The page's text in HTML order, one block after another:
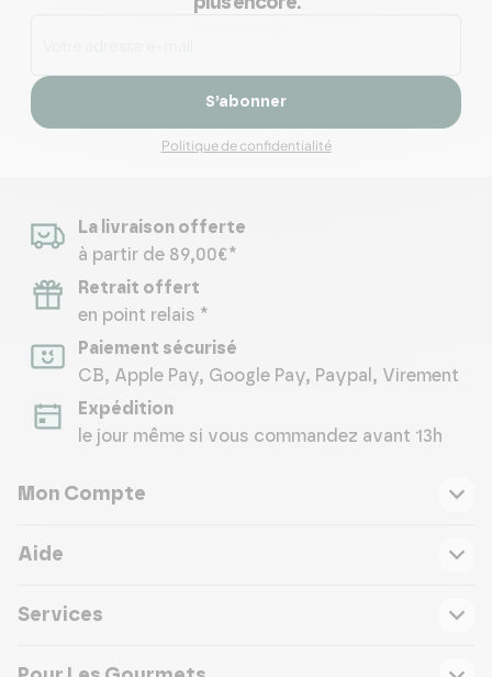
S’abonner
Politique de confidentialité
La livraison offerte
à partir de 89,00€*
Retrait offert
en point relais *
Paiement sécurisé
CB, Apple Pay, Google Pay, Paypal, Virement
Expédition
le jour même si vous commandez avant 13h
Mon Compte
Aide
Services